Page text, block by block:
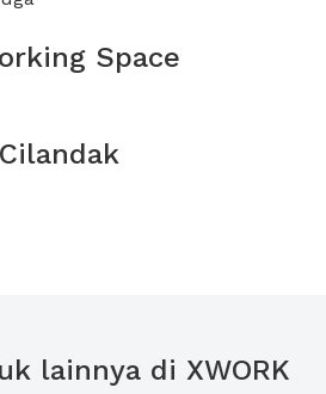
Space
Cilandak
lainnya di XWORK